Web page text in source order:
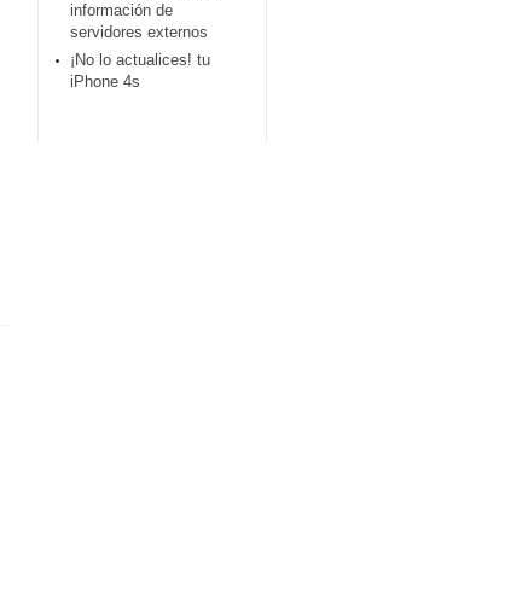
información de
servidores externos
¡No lo actualices! tu
iPhone 4s